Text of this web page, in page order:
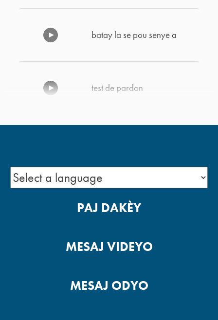
batay la se pou senye a
test de pardon
PAJ DAKÈY
MESAJ VIDEYO
MESAJ ODYO